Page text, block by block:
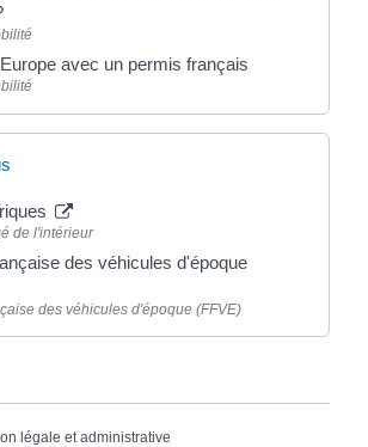
avec un permis français
de l'intérieur
des véhicules d'époque
des véhicules d'époque (FFVE)
légale et administrative